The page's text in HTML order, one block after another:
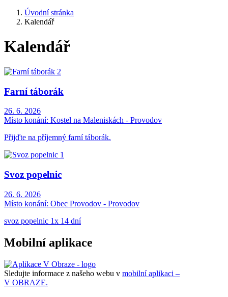
Úvodní stránka
Kalendář
Kalendář
Farní táborák
26. 6. 2026
Místo konání: Kostel na Maleniskách - Provodov
Přijďte na příjemný farní táborák.
Svoz popelnic
26. 6. 2026
Místo konání: Obec Provodov - Provodov
svoz popelnic 1x 14 dní
Mobilní aplikace
Sledujte informace z našeho webu v mobilní aplikaci –
V OBRAZE.